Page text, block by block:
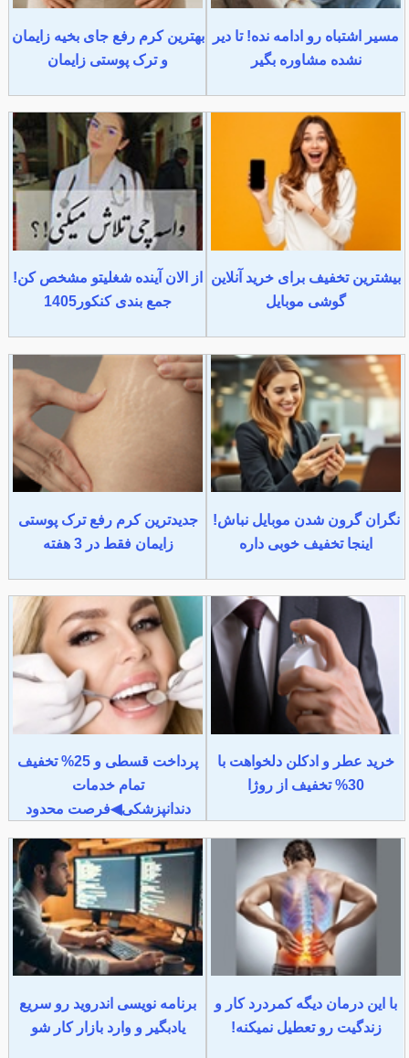
مسیر اشتباه رو ادامه نده! تا دیر
نشده مشاوره بگیر
بهترین کرم رفع جای بخیه زایمان
و ترک پوستی زایمان
بیشترین تخفیف برای خرید آنلاین
گوشی موبایل
از الان آینده شغلیتو مشخص کن!
جمع بندی کنکور1405
نگران گرون شدن موبایل نباش!
اینجا تخفیف خوبی داره
جدیدترین کرم رفع ترک پوستی
زایمان فقط در 3 هفته
خرید عطر و ادکلن دلخواهت با
30% تخفیف از روژا
پرداخت قسطی و 25% تخفیف
تمام خدمات
دندانپزشکی◀فرصت محدود
با این درمان دیگه کمردرد کار و
زندگیت رو تعطیل نمیکنه!
برنامه نویسی اندروید رو سریع
یادبگیر و وارد بازار کار شو